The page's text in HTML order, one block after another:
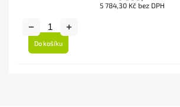
5 784,30 Kč bez DPH
Do košíku